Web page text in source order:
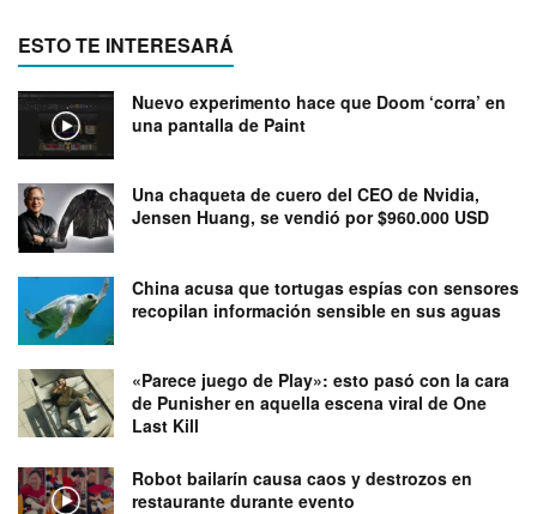
ESTO TE INTERESARÁ
Nuevo experimento hace que Doom ‘corra’ en
una pantalla de Paint
Una chaqueta de cuero del CEO de Nvidia,
Jensen Huang, se vendió por $960.000 USD
China acusa que tortugas espías con sensores
recopilan información sensible en sus aguas
«Parece juego de Play»: esto pasó con la cara
de Punisher en aquella escena viral de One
Last Kill
Robot bailarín causa caos y destrozos en
restaurante durante evento